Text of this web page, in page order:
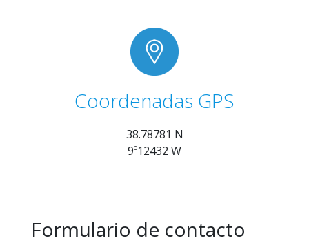
Coordenadas GPS
38.78781 N
9º12432 W
Formulario de contacto